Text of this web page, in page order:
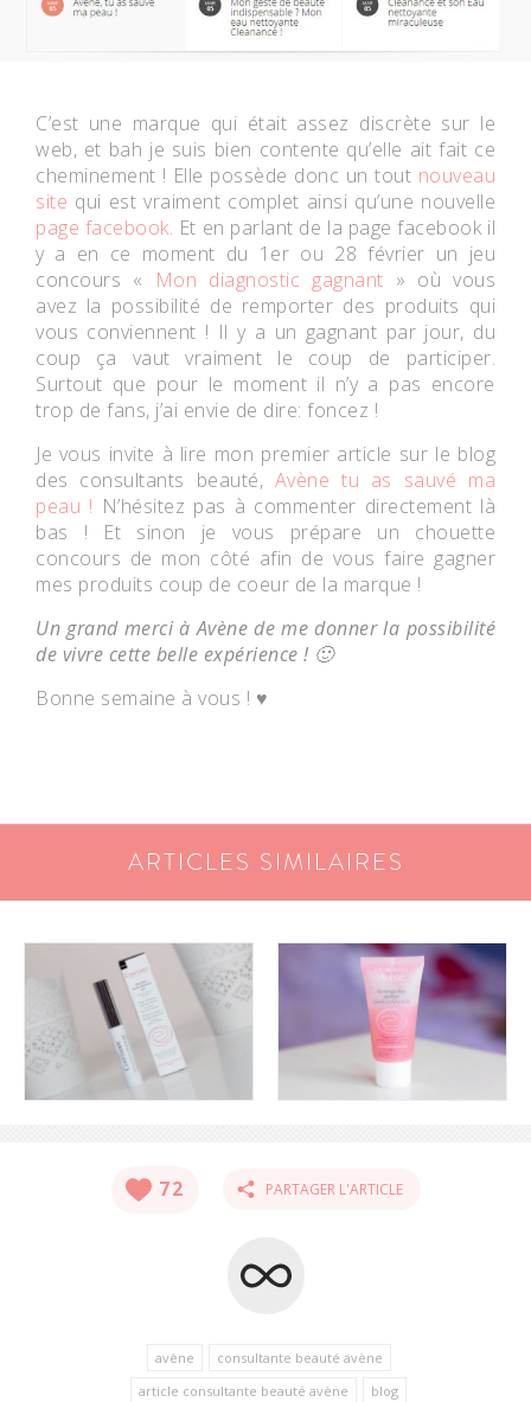
C’est une marque qui était assez discrète sur le
web, et bah je suis bien contente qu’elle ait fait ce
cheminement ! Elle possède donc un tout nouveau
site qui est vraiment complet ainsi qu’une nouvelle
page facebook. Et en parlant de la pagefacebook il
y a en ce moment du 1er ou 28 février un jeu
concours «
Mon diagnostic gagnant » où vous
avez la possibilité de remporter des produits qui
vous conviennent ! Il y a un gagnant par jour, du
coup ça vaut vraiment le coup de participer.
Surtout que pour le moment il n’y a pas encore
trop de fans, j’ai envie de dire: foncez !
Je vous invite à lire mon premier article sur le blog
des consultants beauté, Avène tu as sauvé ma
peau ! N’hésitez pas à commenter directement là
bas ! Et sinon je vous prépare un chouette
concours de mon côté afin de vous faire gagner
mes produits coup de coeur de la marque !
Un grand merci àAvène de me donner la possibilité
de vivre cette belle expérience ! 🙂
Bonne semaine à vous ! ♥
ARTICLES SIMILAIRES
72 PARTAGER L'ARTICLE
avène
consultante beauté avène
article consultante beauté avène
blog